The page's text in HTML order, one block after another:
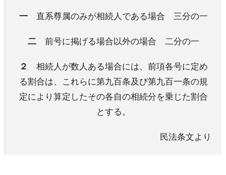
一直系尊属のみが相続人である場合 三分の一
二前号に掲げる場合以外の場合 二分の一
２
相続人が数人ある場合には、前項各号に定め
る割合は、これらに第九百条及び第九百一条の規
定により算定したその各自の相続分を乗じた割合
とする。
民法条文より